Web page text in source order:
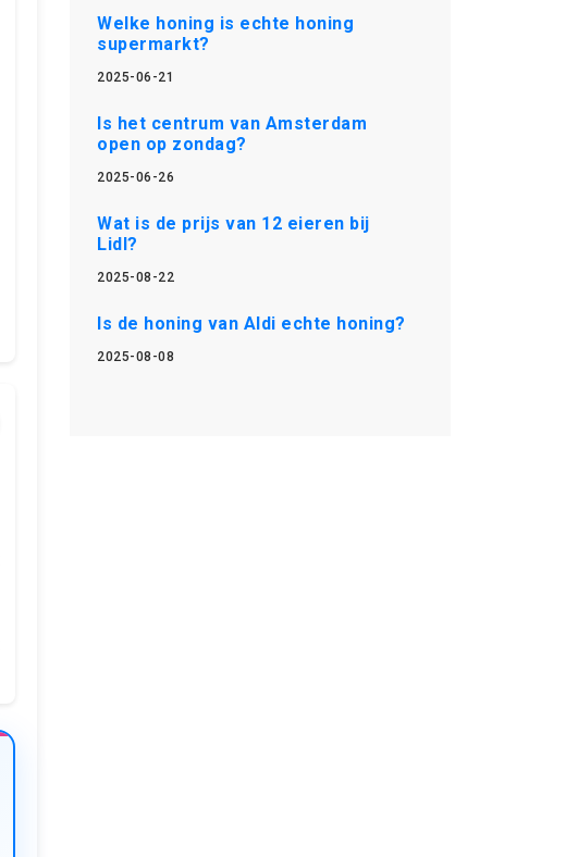
Welke honing is echte honing
supermarkt?
2025-06-21
Is het centrum van Amsterdam
open op zondag?
2025-06-26
Wat is de prijs van 12 eieren bij
Lidl?
2025-08-22
Is de honing van Aldi echte honing?
2025-08-08